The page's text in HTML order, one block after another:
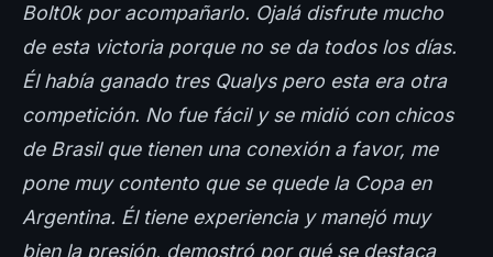
Bolt0k por acompañarlo. Ojalá disfrute mucho
de esta victoria porque no se da todos los días.
Él había ganado tres Qualys pero esta era otra
competición. No fue fácil y se midió con chicos
de Brasil que tienen una conexión a favor, me
pone muy contento que se quede la Copa en
Argentina. Él tiene experiencia y manejó muy
bien la presión, demostró por qué se destaca